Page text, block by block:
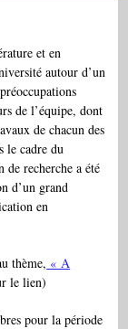
et en
autour d’un
de l’équipe, dont
de chacun des
le cadre du
recherche a été
d’un grand
en
thème, « A
le lien)
pour la période